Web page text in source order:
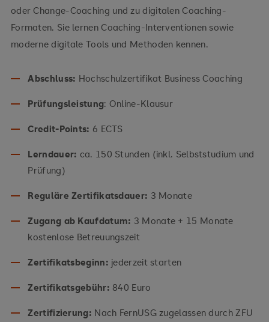
oder Change-Coaching und zu digitalen Coaching-
Formaten. Sie lernen Coaching-Interventionen sowie
moderne digitale Tools und Methoden kennen.
Abschluss: Hochschulzertifikat Business Coaching
Prüfungsleistung: Online-Klausur
Credit-Points: 6 ECTS
Lerndauer: ca. 150 Stunden (inkl. Selbststudium und
Prüfung)
Reguläre Zertifikatsdauer: 3 Monate
Zugang ab Kaufdatum: 3 Monate + 15 Monate
kostenlose Betreuungszeit
Zertifikatsbeginn: jederzeit starten
Zertifikatsgebühr: 840 Euro
Zertifizierung: Nach FernUSG zugelassen durch ZFU